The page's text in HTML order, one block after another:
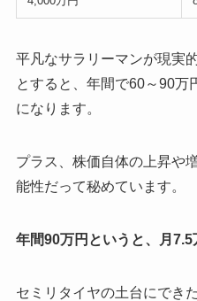
平凡なサラリーマンが現実
とすると、年間で60～90万
になります。
プラス、株価自体の上昇や
能性だって秘めています。
年間90万円というと、月7.5
セミリタイヤの土台にでき